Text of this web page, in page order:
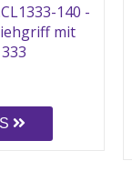
140 -
mit